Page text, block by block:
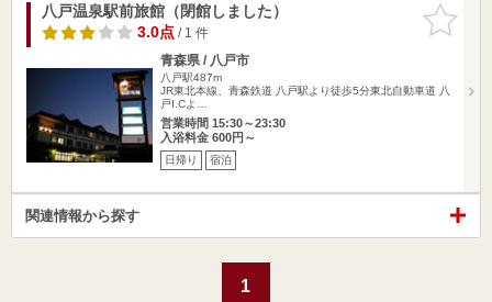
お気に入
りに追加
八戸温泉駅前旅館（閉館しました）
3.0点/ 1 件
青森県 / 八戸市
八戸駅487m
JR東北本線、青森鉄道 八戸駅より徒歩5分東北自動車道 八
戸I.Cよ…
営業時間 15:30～23:30
入浴料金 600円～
日帰り 宿泊
関連情報から探す
1